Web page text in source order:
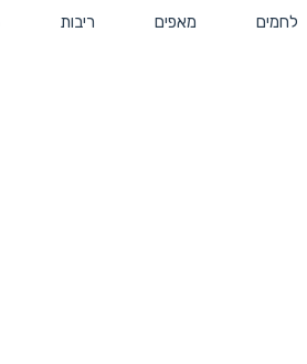
לחמים מאפים ריבות